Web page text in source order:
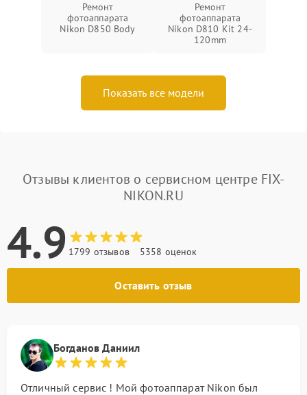
Ремонт
фотоаппарата
Nikon D850 Body
Ремонт
фотоаппарата
Nikon D810 Kit 24-
120mm
Показать все модели
Отзывы клиентов о сервисном центре FIX-
NIKON.RU
4.9 1799 отзывов 5358 оценок
Оставить отзыв
Богданов Даниил
Отличный сервис ! Мой фотоаппарат Nikon был